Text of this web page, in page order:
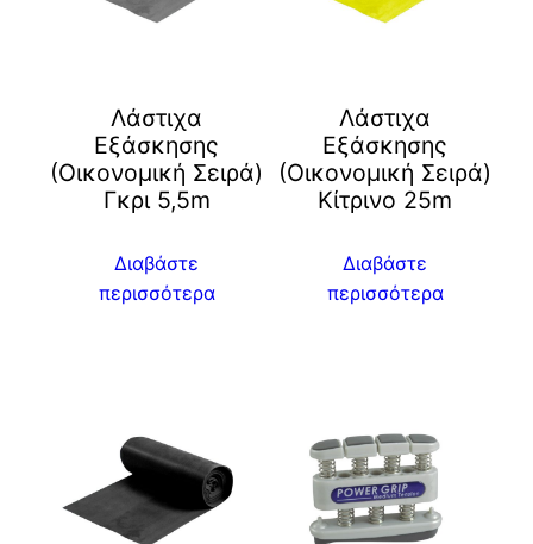
Λάστιχα
Εξάσκησης
(Οικονομική Σειρά)
Γκρι 5,5m
Διαβάστε
περισσότερα
Λάστιχα
Εξάσκησης
(Οικονομική Σειρά)
Κίτρινο 25m
Διαβάστε
περισσότερα